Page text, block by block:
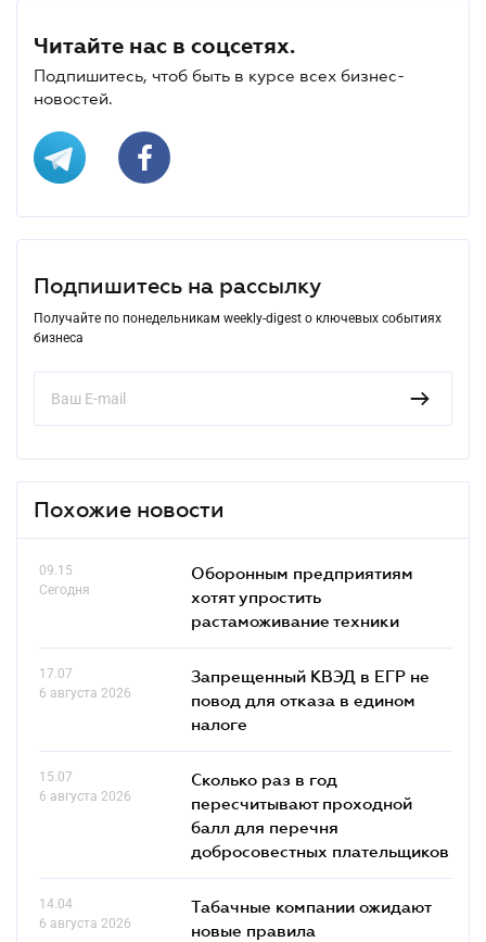
Читайте нас в соцсетях.
Подпишитесь, чтоб быть в курсе всех бизнес-
новостей.
Подпишитесь на рассылку
Получайте по понедельникам weekly-digest о ключевых событиях
бизнеса
Похожие новости
09.15
Сегодня
Оборонным предприятиям
хотят упростить
растаможивание техники
17.07
6 августа 2026
Запрещенный КВЭД в ЕГР не
повод для отказа в едином
налоге
15.07
6 августа 2026
Сколько раз в год
пересчитывают проходной
балл для перечня
добросовестных плательщиков
14.04
6 августа 2026
Табачные компании ожидают
новые правила